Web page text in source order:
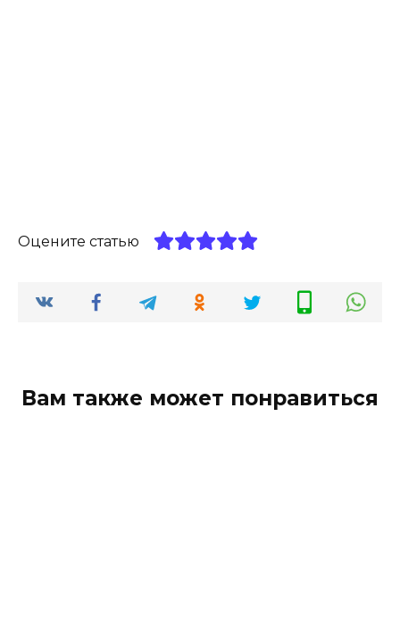
Оцените статью
Вам также может понравиться